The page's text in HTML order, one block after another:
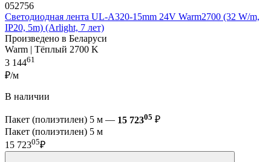
052756
Светодиодная лента UL-A320-15mm 24V Warm2700 (32 W/m,
IP20, 5m) (Arlight, 7 лет)
Произведено в Беларуси
Warm | Тёплый 2700 K
3 14461
₽/м
В наличии
Пакет (полиэтилен) 5 м — 15 72305 ₽
Пакет (полиэтилен) 5 м
15 72305₽